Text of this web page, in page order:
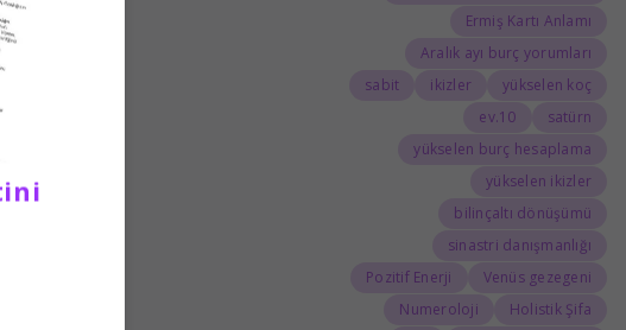
Ermiş Kartı Anlamı
Aralık ayı burç yorumları
yükselen koç
ikizler
sabit
satürn
10.ev
yükselen burç hesaplama
yükselen ikizler
bilinçaltı dönüşümü
sinastri danışmanlığı
Venüs gezegeni
Pozitif Enerji
Holistik Şifa
Numeroloji